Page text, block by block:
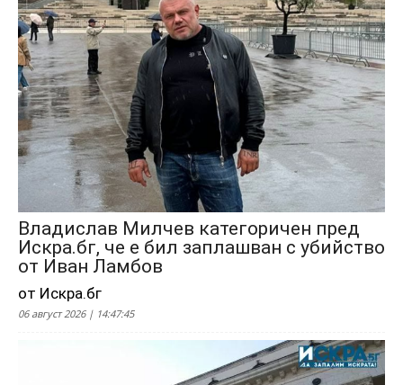
Владислав Милчев категоричен пред
Искра.бг, че е бил заплашван с убийство
от Иван Ламбов
от Искра.бг
06 август 2026 | 14:47:45